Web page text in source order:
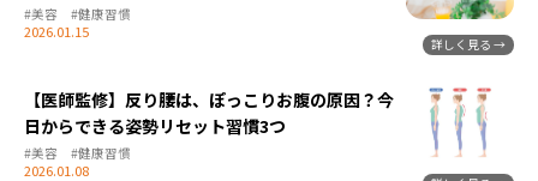
2026.01.15
#美容 #健康習慣
【医師監修】反り腰は、ぽっこりお腹の原因？今
日からできる姿勢リセット習慣3つ
2026.01.08
#美容 #健康習慣